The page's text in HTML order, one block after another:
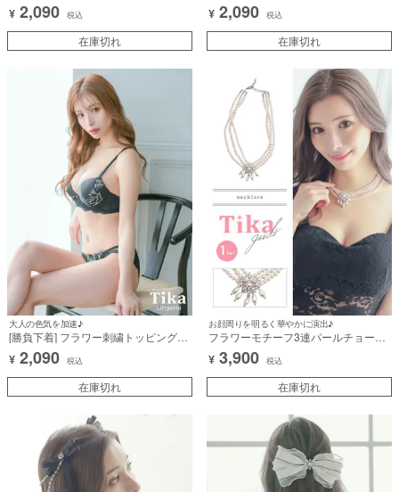
ュー脇高カップブラジャー＆ショーツ
2点セット
¥ 2,090 税込
在庫切れ
ーツ2点セット
¥ 2,090 税込
在庫切れ
大人の色気を加速♪
[勝負下着] フラワー刺繍トッピングサ
テンカップブラジャー＆ショーツ2点
セット
¥ 2,090 税込
在庫切れ
お顔周りを明るく華やかに演出♪
フラワーモチーフ3連パールチョーカ
ーネックレス
¥ 3,900 税込
在庫切れ